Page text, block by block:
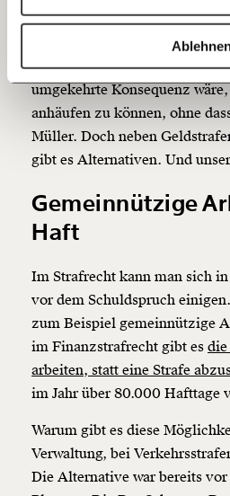
20€
150€
Ich möchte meine
Geschenkurkunde im
ausdrucken oder
https://www.moment.at/story/ersatzfreiheitsstrafe-wegen-60-euro-ins-gefaengnis/
werden? Nur weil er nichts
abnehmen könnte? Noch
zahlen möchte, so schnell er
umgekehrte Konsequenz
anhäufen zu können, ohne
Müller. Doch neben
gibt es Alternativen. Und
Gemeinnützige
Haft
Im Strafrecht kann man sich
vor dem Schuldspruch
zum Beispiel gemeinnützige
im Finanzstrafrecht gibt es
arbeiten, statt eine Strafe
im Jahr über 80.000 Hafttage
Warum gibt es diese
Verwaltung, bei
Die Alternative war bereits